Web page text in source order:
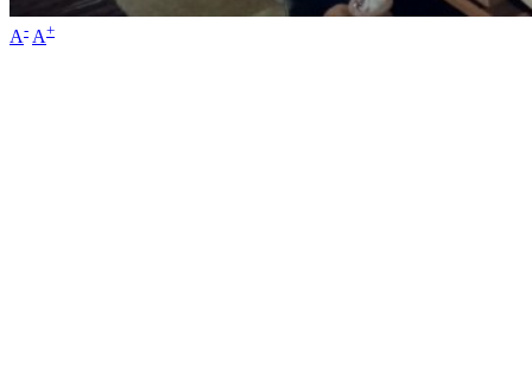
A- A+